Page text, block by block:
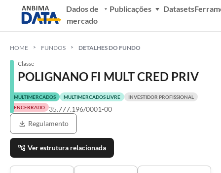
Dados de
mercado
Publicações Datasets
HOME FUNDOS DETALHES DO FUNDO
Classe
POLIGNANO FI MULT CRED PRIV
MULTIMERCADOS MULTIMERCADOS LIVRE
INVESTIDOR PROFISSIONAL
ENCERRADO
35.777.196/0001-00
Regulamento
Ver estrutura relacionada